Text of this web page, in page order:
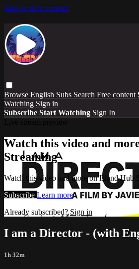
Skip to main content
Browse English Subs Search Free content
Watching Sign in
Subscribe Start Watching Sign In
Watch this video and
Streaming
Watch this video and more on Island Hub
Subscribe Learn more
Already subscribed?Sign in
I am a Director - (with
1h 32m